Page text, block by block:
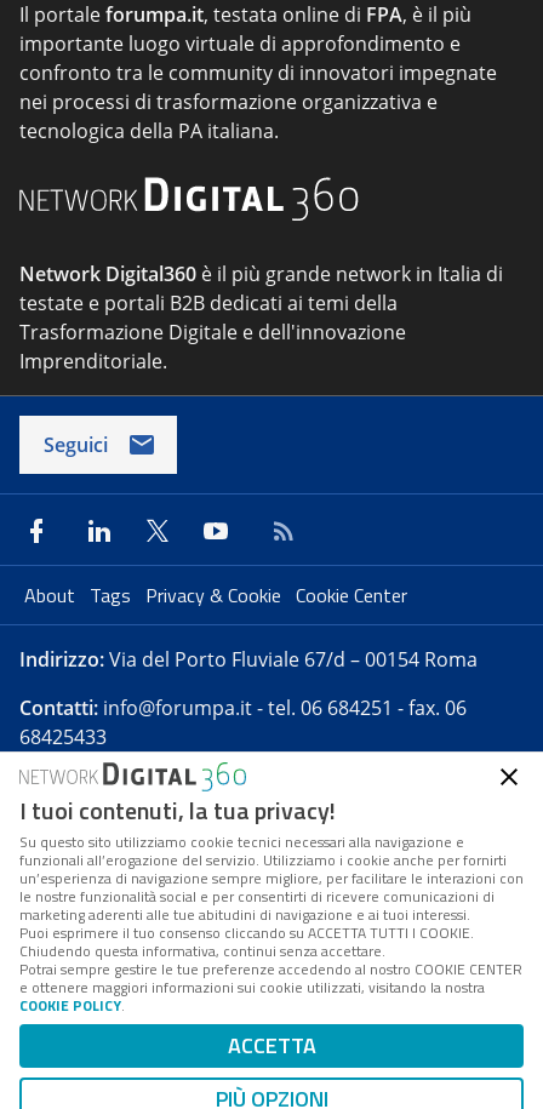
Il portaleforumpa.it, testata online di FPA, è il più
importante luogo virtuale di approfondimento e
confronto tra le community di innovatori impegnate
nei processi di trasformazione organizzativa e
tecnologica della PA italiana.
Network Digital360 è il più grande network in Italia di
testate e portali B2B dedicati ai temi della
Trasformazione Digitale e dell'innovazione
Imprenditoriale.
Seguici
About Tags Privacy & Cookie Cookie Center
Indirizzo:Via del Porto Fluviale 67/d – 00154 Roma
Contatti: info@forumpa.it- tel. 06 684251 - fax. 06
68425433
Forumpa.itè una pubblicazione telematica iscritta
presso Registro della stampa del Tribunale di Roma -
Reg. n. 182 del 2 maggio 2008 - Direttore resp. Michela
Stentella
FPA s.r.l. è società soggetta a Direzione e
Coordinamento da parte di Digital360 S.p.A. - FPA s.r.l.
è un'azienda certificata per il sistema di management
Codice Fiscale/Partita IVA n. 10693191008 - R.E.A. Roma
n. 1249791. ISP AWS
Mappa del sito
I tuoi contenuti, la tua privacy!
Su questo sito utilizziamo cookie tecnici necessari alla navigazione e
funzionali all’erogazione del servizio. Utilizziamo i cookie anche per fornirti
un’esperienza di navigazione sempre migliore, per facilitare le interazioni con
le nostre funzionalità social e per consentirti di ricevere comunicazioni di
marketing aderenti alle tue abitudini di navigazione e ai tuoi interessi.
Puoi esprimere il tuo consenso cliccando su ACCETTA TUTTI I COOKIE.
Chiudendo questa informativa, continui senza accettare.
Potrai sempre gestire le tue preferenze accedendo al nostro COOKIE CENTER
e ottenere maggiori informazioni sui cookie utilizzati, visitando la nostra
COOKIE POLICY.
ACCETTA
PIÙ OPZIONI